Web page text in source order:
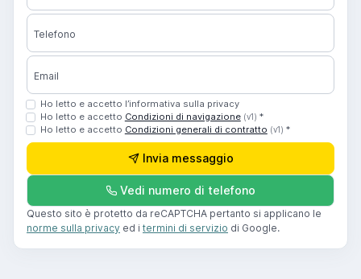
Telefono
Email
Ho letto e accetto l’informativa sulla privacy
Ho letto e accetto Condizioni di navigazione (v1) *
Ho letto e accetto Condizioni generali di contratto (v1) *
Invia messaggio
Vedi numero di telefono
Questo sito è protetto da reCAPTCHA pertanto si applicano le
norme sulla privacy ed i termini di servizio di Google.